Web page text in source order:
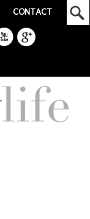
CONTACT